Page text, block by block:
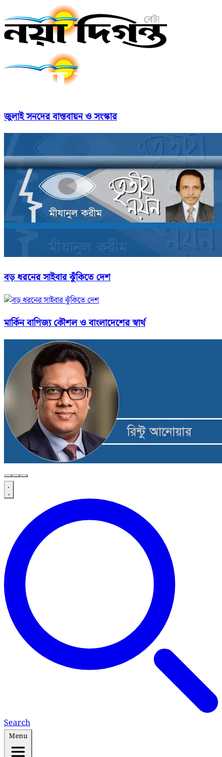
জুলাই সনদের বাস্তবায়ন ও সংস্কার
বড় ধরনের সাইবার ঝুঁকিতে দেশ
মার্কিন বাণিজ্য কৌশল ও বাংলাদেশের স্বার্থ
Search
Menu